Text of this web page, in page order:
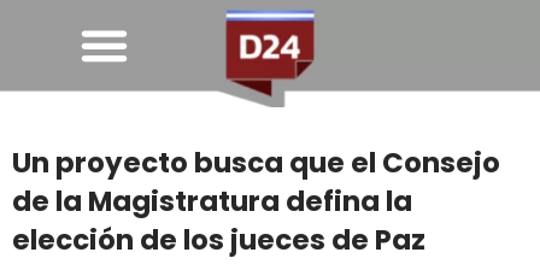
Un proyecto busca que el Consejo
de la Magistratura defina la
elección de los jueces de Paz